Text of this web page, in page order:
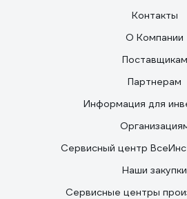
Контакты
О Компании
Поставщикам
Партнерам
Информация для
Сервисный центр
Наши закупки
Сервисные центры